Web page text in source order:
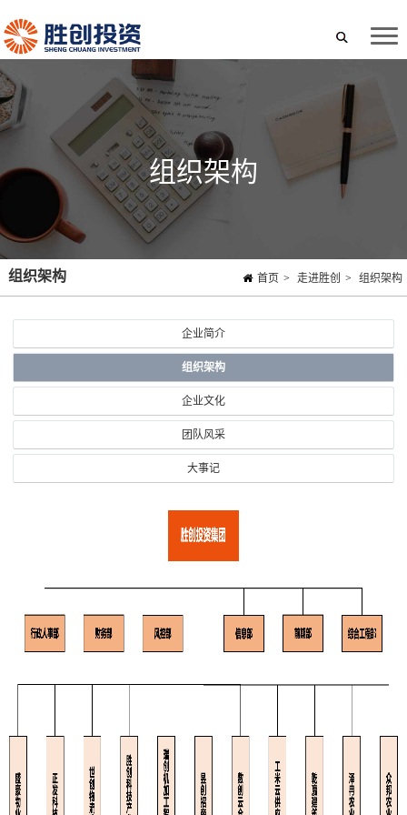
组织架构
首页 > 走进胜创 > 组织架构
组织架构
企业简介
组织架构
企业文化
团队风采
大事记